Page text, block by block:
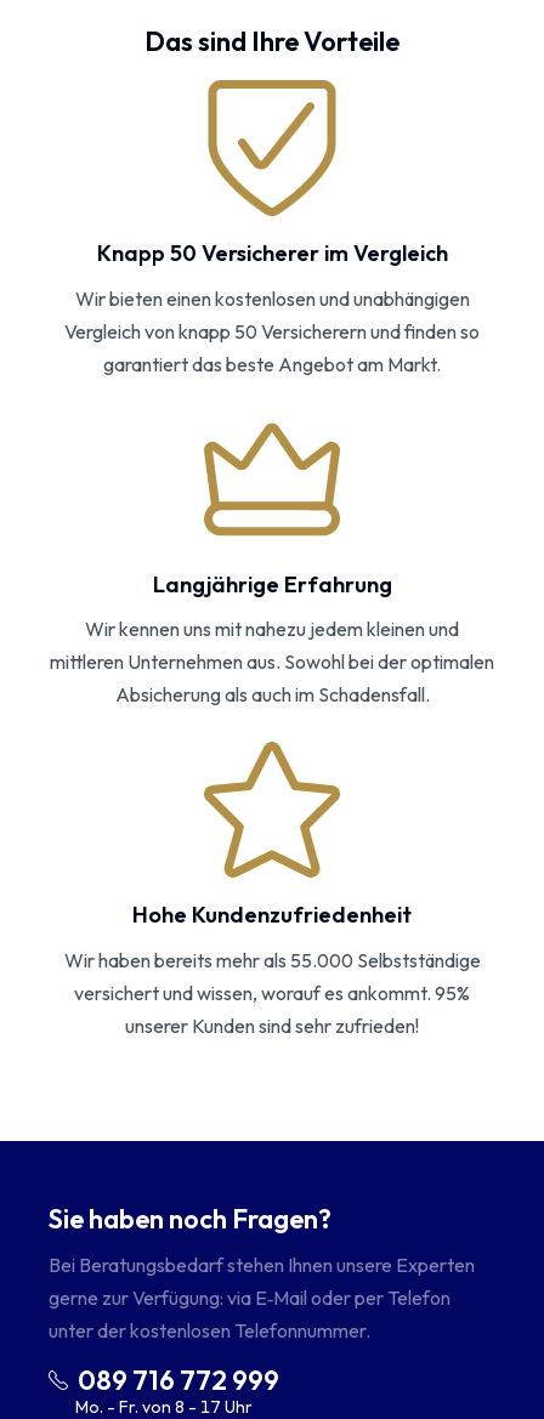
Das sind Ihre Vorteile
Knapp 50 Versicherer im Vergleich
Wir bieten einen kostenlosen und unabhängigen
Vergleich von knapp 50 Versicherern und finden so
garantiert das beste Angebot am Markt.
Langjährige Erfahrung
Wir kennen uns mit nahezu jedem kleinen und
mittleren Unternehmen aus. Sowohl bei der optimalen
Absicherung als auch im Schadensfall.
Hohe Kundenzufriedenheit
Wir haben bereits mehr als 55.000 Selbstständige
versichert und wissen, worauf es ankommt. 95%
unserer Kunden sind sehr zufrieden!
Sie haben noch Fragen?
Bei Beratungsbedarf stehen Ihnen unsere Experten
gerne zur Verfügung: via E‑Mail oder per Telefon
unter der kostenlosen Telefonnummer.
089 716 772 999
Mo. - Fr. von 8 - 17 Uhr